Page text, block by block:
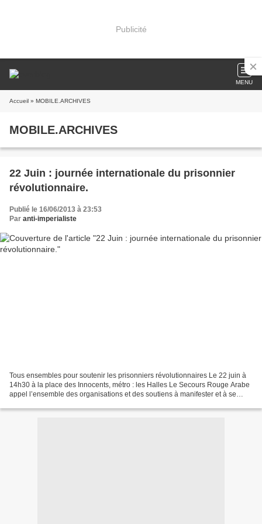
Publicité
MENU
Accueil » MOBILE.ARCHIVES
MOBILE.ARCHIVES
22 Juin : journée internationale du prisonnier
révolutionnaire.
Publié le 16/06/2013 à 23:53
Par anti-imperialiste
Tous ensembles pour soutenir les prisonniers révolutionnaires Le 22 juin à
14h30 à la place des Innocents, métro : les Halles Le Secours Rouge Arabe
appel l’ensemble des organisations et des soutiens à manifester et à se